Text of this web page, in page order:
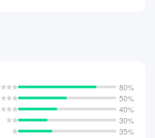
80%
50%
40%
30%
35%